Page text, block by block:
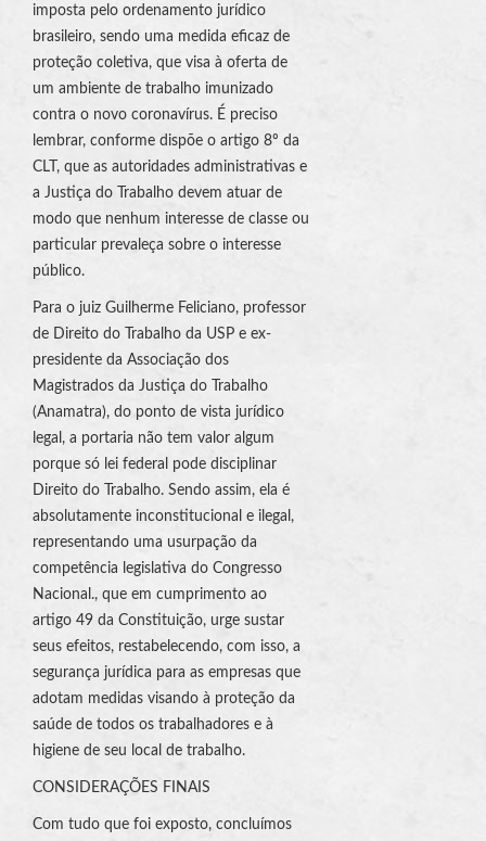
imposta pelo ordenamento jurídico
brasileiro, sendo uma medida eficaz de
proteção coletiva, que visa à oferta de
um ambiente de trabalho imunizado
contra o novo coronavírus. É preciso
lembrar, conforme dispõe o artigo 8º da
CLT, que as autoridades administrativas e
a Justiça do Trabalho devem atuar de
modo que nenhum interesse de classe ou
particular prevaleça sobre o interesse
público.
Para o juiz Guilherme Feliciano, professor
de Direito do Trabalho da USP e ex-
presidente da Associação dos
Magistrados da Justiça do Trabalho
(Anamatra), do ponto de vista jurídico
legal, a portaria não tem valor algum
porque só lei federal pode disciplinar
Direito do Trabalho. Sendo assim, ela é
absolutamente inconstitucional e ilegal,
representando uma usurpação da
competência legislativa do Congresso
Nacional., que em cumprimento ao
artigo 49 da Constituição, urge sustar
seus efeitos, restabelecendo, com isso, a
segurança jurídica para as empresas que
adotam medidas visando à proteção da
saúde de todos os trabalhadores e à
higiene de seu local de trabalho.
CONSIDERAÇÕES FINAIS
Com tudo que foi exposto, concluímos